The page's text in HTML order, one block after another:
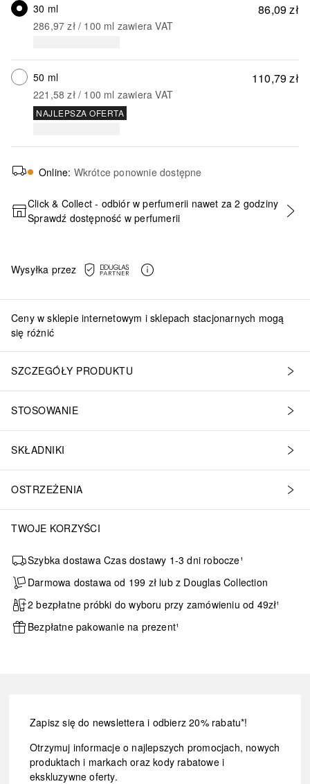
86,09 zł
30 ml
286,97 zł / 100 ml zawiera VAT
110,79 zł
50 ml
221,58 zł / 100 ml zawiera VAT
NAJLEPSZA OFERTA
Online: Wkrótce ponownie dostępne
Click & Collect - odbiór w perfumerii nawet za 2 godziny
Sprawdź dostępność w perfumerii
Wysyłka przez
Ceny w sklepie internetowym i sklepach stacjonarnych mogą
się różnić
SZCZEGÓŁY PRODUKTU
STOSOWANIE
SKŁADNIKI
OSTRZEŻENIA
TWOJE KORZYŚCI
Szybka dostawa Czas dostawy 1-3 dni robocze¹
Darmowa dostawa od 199 zł lub z Douglas Collection
2 bezpłatne próbki do wyboru przy zamówieniu od 49zł¹
Bezpłatne pakowanie na prezent¹
Zapisz się do newslettera i odbierz 20% rabatu*!
Otrzymuj informacje o najlepszych promocjach, nowych
produktach i markach oraz kody rabatowe i
ekskluzywne oferty.